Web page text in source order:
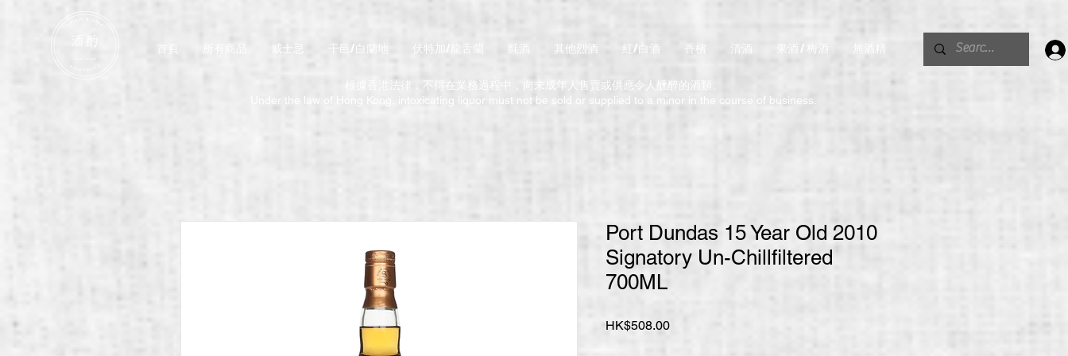
威士忌 干邑/白蘭地 伏特加/龍舌蘭 其他烈酒 紅/白酒 香檳 清酒 果酒 / 梅酒
根據香港法律，不得在業務過程中，向未成年人售賣或供應令人醺醉的酒類。
Under the law of Hong Kong, intoxicating liquor must not be sold or supplied to a minor in the course of business.
Port Dundas 15 Year Old 2010
Signatory Un-Chillfiltered
700ML
HK$508.00價